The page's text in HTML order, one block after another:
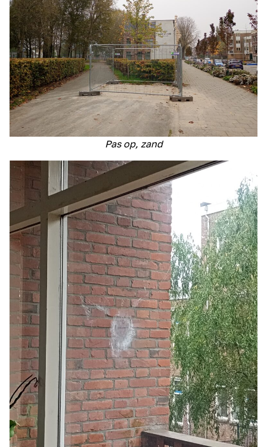
Pas op, zand